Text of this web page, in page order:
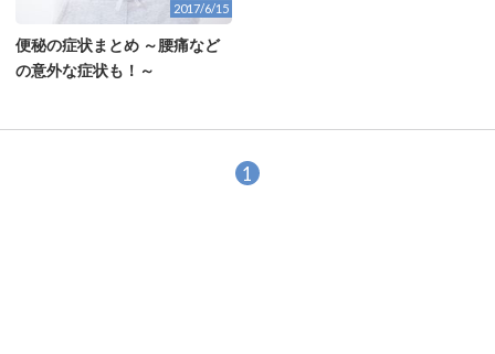
2017/6/15
便秘の症状まとめ ～腰痛など
の意外な症状も！～
1